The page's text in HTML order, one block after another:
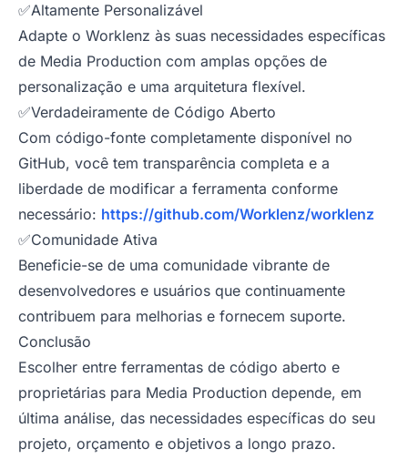
✅Altamente Personalizável
Adapte o Worklenz às suas necessidades específicas
de Media Production com amplas opções de
personalização e uma arquitetura flexível.
✅Verdadeiramente de Código Aberto
Com código-fonte completamente disponível no
GitHub, você tem transparência completa e a
liberdade de modificar a ferramenta conforme
necessário: https://github.com/Worklenz/worklenz
✅Comunidade Ativa
Beneficie-se de uma comunidade vibrante de
desenvolvedores e usuários que continuamente
contribuem para melhorias e fornecem suporte.
Conclusão
Escolher entre ferramentas de código aberto e
proprietárias para Media Production depende, em
última análise, das necessidades específicas do seu
projeto, orçamento e objetivos a longo prazo.